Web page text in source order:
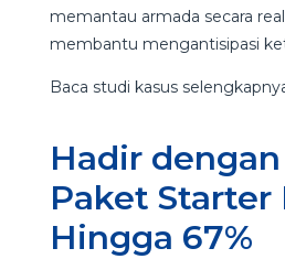
memantau armada secara
membantu mengantisipasi
Baca studi kasus
Hadir
Paket Starter
Hingga 67%